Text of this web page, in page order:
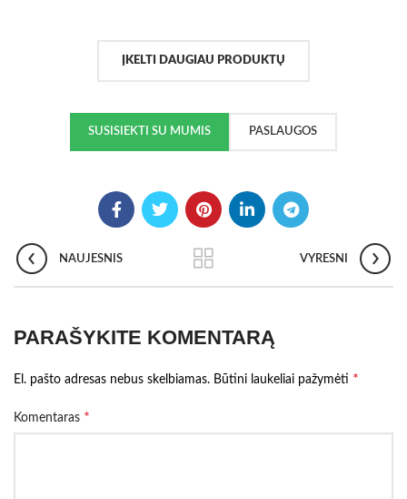
ĮKELTI DAUGIAU PRODUKTŲ
SUSISIEKTI SU MUMIS PASLAUGOS
NAUJESNIS VYRESNI
PARAŠYKITE KOMENTARĄ
El. pašto adresas nebus skelbiamas. Būtini laukeliai pažymėti *
Komentaras *